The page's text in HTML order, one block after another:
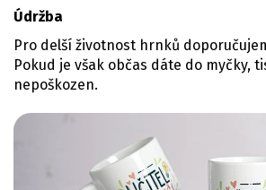
Údržba
Pro delší životnost hrnků
Pokud je však občas dáte do myčky,
nepoškozen.